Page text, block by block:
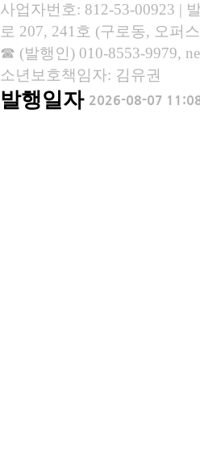
사업자번호: 812-53-00923 |
로 207, 241호 (구로동, 오퍼
☎ (발행인) 010-8553-9979,
소년보호책임자: 김유권
발행일자